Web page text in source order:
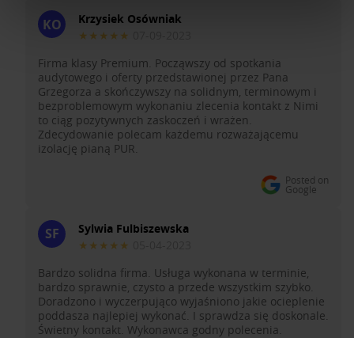
KO
Krzysiek Osówniak
★★★★★
Firma klasy Premium. Począwszy od spotkania
audytowego i oferty przedstawionej przez Pana
Grzegorza a skończywszy na solidnym, terminowym i
bezproblemowym wykonaniu zlecenia kontakt z Nimi
to ciąg pozytywnych zaskoczeń i wrażen.
Zdecydowanie polecam każdemu rozważającemu
izolację pianą PUR.
Posted on
Google
SF
Sylwia Fulbiszewska
★★★★★
Bardzo solidna firma. Usługa wykonana w terminie,
bardzo sprawnie, czysto a przede wszystkim szybko.
Doradzono i wyczerpująco wyjaśniono jakie ocieplenie
poddasza najlepiej wykonać. I sprawdza się doskonale.
Świetny kontakt. Wykonawca godny polecenia.